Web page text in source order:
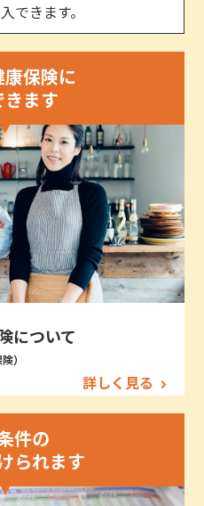
できます。
保険に
ます
について
）
詳しく見る
件の
られます